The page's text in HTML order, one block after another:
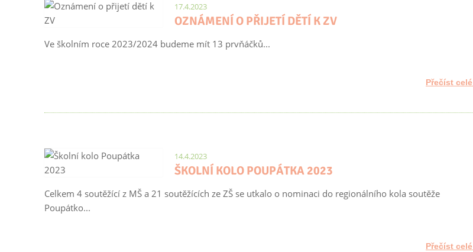
17.4.2023
OZNÁMENÍ O PŘIJETÍ DĚTÍ K ZV
Ve školním roce 2023/2024 budeme mít 13 prvňáčků...
Přečíst celé
14.4.2023
ŠKOLNÍ KOLO POUPÁTKA 2023
Celkem 4 soutěžící z MŠ a 21 soutěžících ze ZŠ se utkalo o nominaci do regionálního kola soutěže
Poupátko...
Přečíst celé